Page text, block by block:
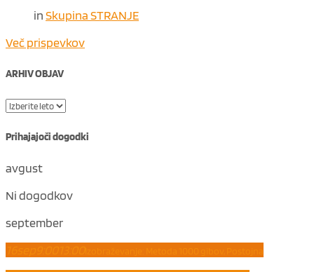
inSkupina STRANJE
Več prispevkov
ARHIV OBJAV
Prihajajoči dogodki
avgust
Ni dogodkov
september